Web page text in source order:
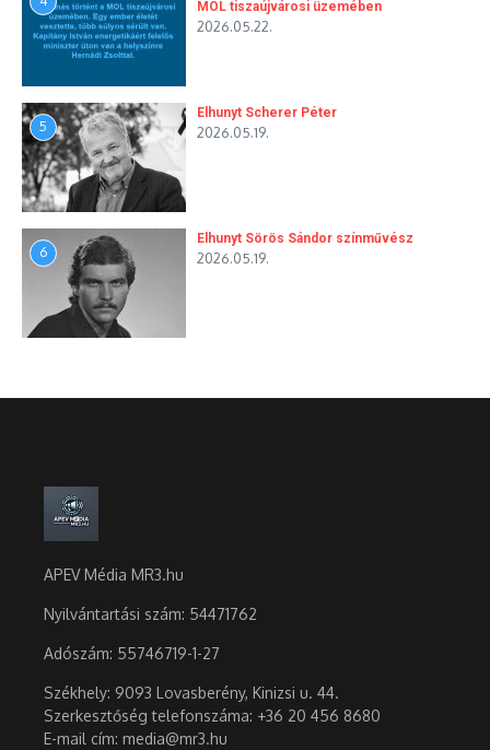
MOL tiszaújvárosi üzemében
2026.05.22.
5
Elhunyt Scherer Péter
2026.05.19.
6
Elhunyt Sörös Sándor színművész
2026.05.19.
APEV Média MR3.hu
Nyilvántartási szám: 54471762
Adószám: 55746719-1-27
Székhely: 9093 Lovasberény, Kinizsi u. 44.
Szerkesztőség telefonszáma: +36 20 456 8680
E-mail cím: media@mr3.hu